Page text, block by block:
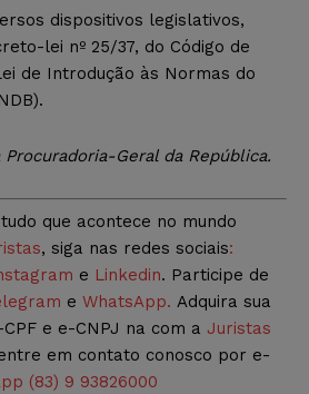
dispositivos legislativos,
lei nº 25/37, do Código de
de Introdução às Normas do
Geral da República.
que acontece no mundo
, siga nas redes sociais:
e Linkedin. Participe de
e WhatsApp. Adquira sua
e e-CNPJ na com a Juristas
em contato conosco por e-
(83) 9 93826000